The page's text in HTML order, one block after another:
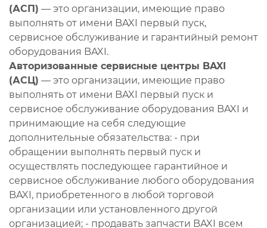
(АСП) — это организации, имеющие право
выполнять от имени BAXI первый пуск,
сервисное обслуживание и гарантийный ремонт
оборудования BAXI.
Авторизованные сервисные центры BAXI
(АСЦ) — это организации, имеющие право
выполнять от имени BAXI первый пуск и
сервисное обслуживание оборудования BAXI и
принимающие на себя следующие
дополнительные обязательства: - при
обращении выполнять первый пуск и
осуществлять последующее гарантийное и
сервисное обслуживание любого оборудования
BAXI, приобретенного в любой торговой
организации или установленного другой
организацией; - продавать запчасти BAXI всем